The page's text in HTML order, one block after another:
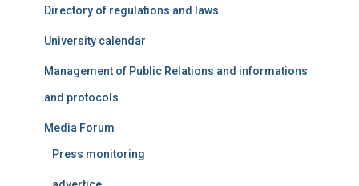
Directory of regulations and laws
University calendar
Management of Public Relations and informations
and protocols
Media Forum
Press monitoring